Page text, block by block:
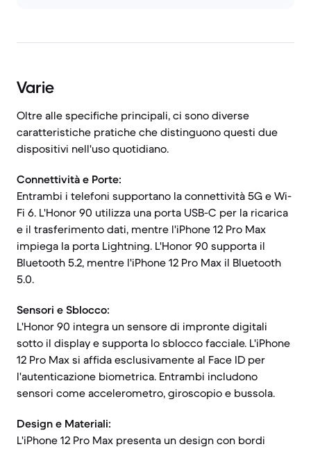
Varie
Oltre alle specifiche principali, ci sono diverse
caratteristiche pratiche che distinguono questi due
dispositivi nell'uso quotidiano.
Connettività e Porte:
Entrambi i telefoni supportano la connettività 5G e Wi-
Fi 6. L'Honor 90 utilizza una porta USB-C per la ricarica
e il trasferimento dati, mentre l'iPhone 12 Pro Max
impiega la porta Lightning. L'Honor 90 supporta il
Bluetooth 5.2, mentre l'iPhone 12 Pro Max il Bluetooth
5.0.
Sensori e Sblocco:
L'Honor 90 integra un sensore di impronte digitali
sotto il display e supporta lo sblocco facciale. L'iPhone
12 Pro Max si affida esclusivamente al Face ID per
l'autenticazione biometrica. Entrambi includono
sensori come accelerometro, giroscopio e bussola.
Design e Materiali:
L'iPhone 12 Pro Max presenta un design con bordi